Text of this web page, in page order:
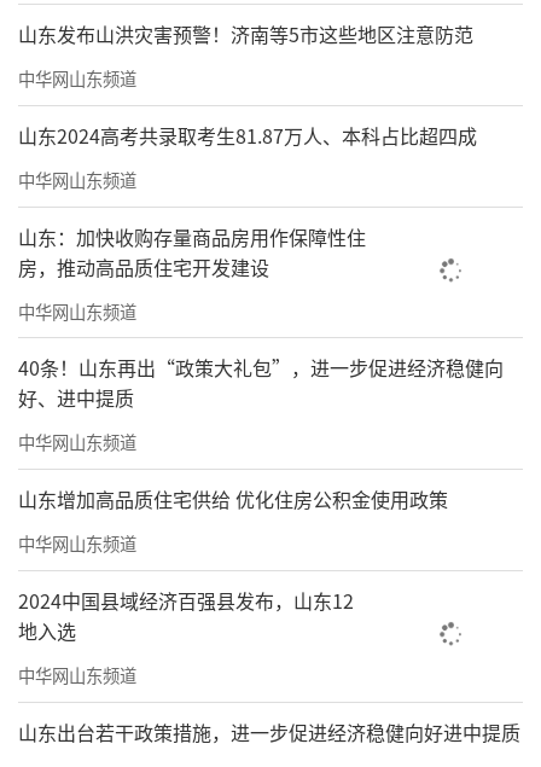
门、证券期货交易场所、证券登记结算机构、
《规定》还明确投资者赔付机制安排。要
求承诺金管理机构制定承诺金管理使用方案并
报证监会备案，同时明确当事人自行赔偿投资
者程序，鼓励当事人提前赔偿投资者。同时规
定了派出机构在行政执法当事人承诺中的作
用。一方面，明确当事人所在辖区的派出机构
负责核查验收当事人履行承诺认可协议的情
况，另一方面，明确派出机构查处的案件可以
适用行政执法当事人承诺，现阶段由承诺办理
部门统一办理。
此外，《规定》还加强监督制约，严防道
德风险。建立集体决策机制、内部监督制约机
制，压缩承诺金协商数额的裁量空间，强化派
出机构在承诺履行过程中的核查监督作用，要
求及时公告披露相关信息。
证监会表示，下一步，证监会将会同财政
山东发布山洪灾害预警！济南等5市这些地区注意防范
中华网山东频道
山东2024高考共录取考生81.87万人、本科占比超四成
中华网山东频道
山东：加快收购存量商品房用作保障性住
房，推动高品质住宅开发建设
中华网山东频道
40条！山东再出“政策大礼包”，进一步促进经济稳健向
好、进中提质
中华网山东频道
山东增加高品质住宅供给 优化住房公积金使用政策
中华网山东频道
2024中国县域经济百强县发布，山东12
地入选
中华网山东频道
山东出台若干政策措施，进一步促进经济稳健向好进中提质